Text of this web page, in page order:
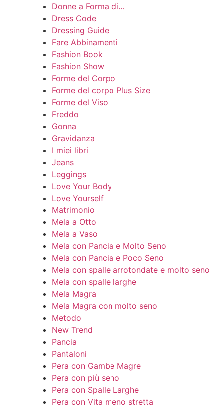
Donne a Forma di…
Dress Code
Dressing Guide
Fare Abbinamenti
Fashion Book
Fashion Show
Forme del Corpo
Forme del corpo Plus Size
Forme del Viso
Freddo
Gonna
Gravidanza
I miei libri
Jeans
Leggings
Love Your Body
Love Yourself
Matrimonio
Mela a Otto
Mela a Vaso
Mela con Pancia e Molto Seno
Mela con Pancia e Poco Seno
Mela con spalle arrotondate e molto seno
Mela con spalle larghe
Mela Magra
Mela Magra con molto seno
Metodo
New Trend
Pancia
Pantaloni
Pera con Gambe Magre
Pera con più seno
Pera con Spalle Larghe
Pera con Vita meno stretta